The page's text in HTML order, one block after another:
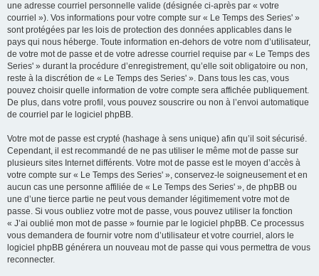
une adresse courriel personnelle valide (désignée ci-après par « votre
courriel »). Vos informations pour votre compte sur « Le Temps des Series' »
sont protégées par les lois de protection des données applicables dans le
pays qui nous héberge. Toute information en-dehors de votre nom d’utilisateur,
de votre mot de passe et de votre adresse courriel requise par « Le Temps des
Series' » durant la procédure d’enregistrement, qu’elle soit obligatoire ou non,
reste à la discrétion de « Le Temps des Series' ». Dans tous les cas, vous
pouvez choisir quelle information de votre compte sera affichée publiquement.
De plus, dans votre profil, vous pouvez souscrire ou non à l’envoi automatique
de courriel par le logiciel phpBB.
Votre mot de passe est crypté (hashage à sens unique) afin qu’il soit sécurisé.
Cependant, il est recommandé de ne pas utiliser le même mot de passe sur
plusieurs sites Internet différents. Votre mot de passe est le moyen d’accès à
votre compte sur « Le Temps des Series' », conservez-le soigneusement et en
aucun cas une personne affiliée de « Le Temps des Series' », de phpBB ou
une d’une tierce partie ne peut vous demander légitimement votre mot de
passe. Si vous oubliez votre mot de passe, vous pouvez utiliser la fonction
« J’ai oublié mon mot de passe » fournie par le logiciel phpBB. Ce processus
vous demandera de fournir votre nom d’utilisateur et votre courriel, alors le
logiciel phpBB générera un nouveau mot de passe qui vous permettra de vous
reconnecter.